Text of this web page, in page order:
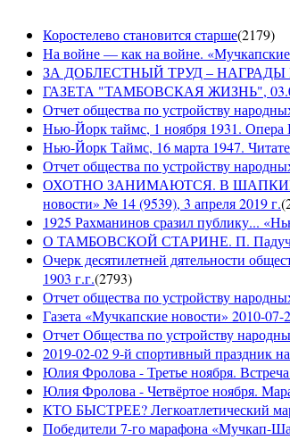
Коростелево становится старше(2179)
На войне — как на войне. «Мучкапские
ЗА ДОБЛЕСТНЫЙ ТРУД – НАГРАДЫ НА
ГАЗЕТА "ТАМБОВСКАЯ ЖИЗНЬ",
Отчет общества по устройству
Нью-Йорк таймс, 1 ноября 1931. Опера
Нью-Йорк Таймс, 16 марта 1947.
Отчет общества по устройству
ОХОТНО ЗАНИМАЮТСЯ. В
новости» № 14 (9539), 3 апреля 2019 г.(
1925 Рахманинов сразил публику...
О ТАМБОВСКОЙ СТАРИНЕ. П.
Очерк десятилетней дятельности
1903 г.г.(2793)
Отчет общества по устройству
Газета «Мучкапские новости»
Отчет Общества по устройству
2019-02-02 9-й спортивный праздник
Юлия Фролова - Третье ноября.
Юлия Фролова - Четвёртое ноября.
КТО БЫСТРЕЕ? Легкоатлетический
Победители 7-го марафона «Мучкап-